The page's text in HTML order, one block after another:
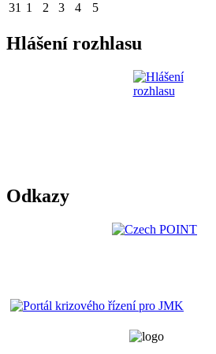
31 1 2 3 4 5
Hlášení rozhlasu
Odkazy